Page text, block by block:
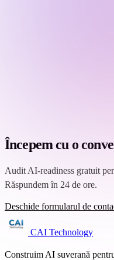
Începem cu o
Audit AI-readiness gratuit
Răspundem în 24 de ore.
Deschide formularul de
CAI Technology
Construim AI suverană